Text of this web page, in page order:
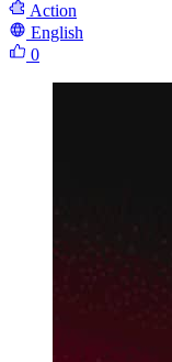
Action
English
0